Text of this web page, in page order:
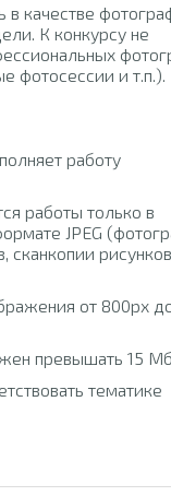
в качестве
К конкурсу не
фотосессии и т.п.).
работу
работы только в
JPEG
сканкопии
от 800px
превышать 15
тематике